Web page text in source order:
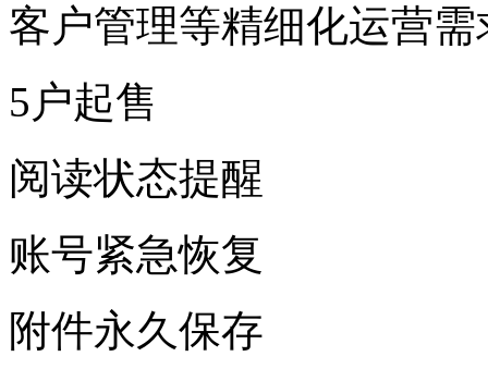
客户管理等精细化运营需
5户起售
阅读状态提醒
账号紧急恢复
附件永久保存